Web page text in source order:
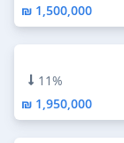
1,500,000 ₪
11%
1,950,000 ₪